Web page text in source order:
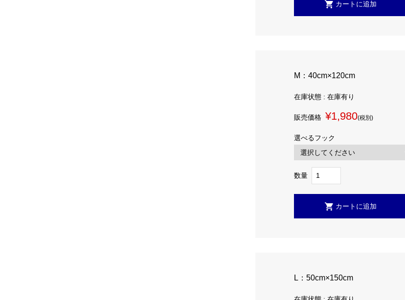
M：40cm×120cm
在庫状態 : 在庫有り
販売価格 ¥1,980(税別)
選べるフック
数量
L：50cm×150cm